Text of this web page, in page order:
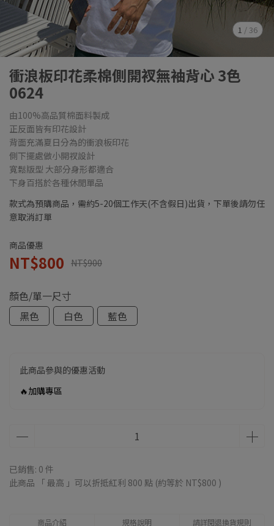
1 / 36
衝浪板印花柔棉側開衩無袖背心 3色
0624
由100%高品質棉面料製成
正反面皆有印花設計
背面充滿夏日分為的衝浪板印花
側下擺處做小開衩設計
寬鬆版型 大部分身形都適合
下身百搭於各種休閒單品
款式為預購商品，需約5-20個工作天(不含假日)出貨，下單後請勿任
意取消訂單
商品優惠
NT$800 NT$900
顏色/單一尺寸
黑色
白色 藍色
此商品參與的優惠活動
🔥加購專區
已銷售: 0 件
此商品 「 最高 」可以折抵紅利 800 點 (約等於 NT$800 )
商品介紹 規格說明 請詳閱退換貨規則